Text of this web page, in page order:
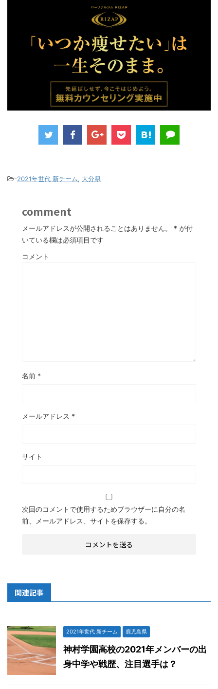
-2021年世代 新チーム, 大分県
comment
メールアドレスが公開されることはありません。 * が付
いている欄は必須項目です
コメント
名前 *
メールアドレス *
サイト
次回のコメントで使用するためブラウザーに自分の名
前、メールアドレス、サイトを保存する。
関連記事
2021年世代 新チーム 鹿児島県
神村学園高校の2021年メンバーの出
身中学や戦歴、注目選手は？